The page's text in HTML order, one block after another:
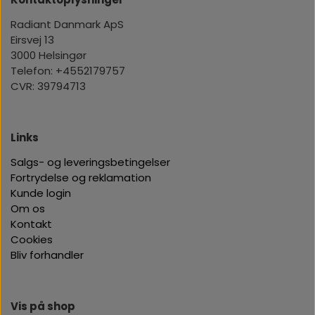
Det gør serumet til et ideelt valg for alle, der ønsker en
effektiv og moderne anti-aging rutine.
Radiant Danmark ApS
Eirsvej 13
3000 Helsingør
Telefon: +4552179757
CVR: 39794713
Links
Salgs- og leveringsbetingelser
Fortrydelse og reklamation
Kunde login
Om os
Kontakt
Cookies
Bliv forhandler
Vis på shop